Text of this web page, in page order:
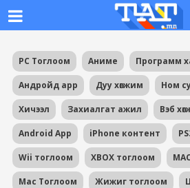
PC Тоглоом Аниме Программ
Андройд app Дуу хөгжим Ном
Хичээл Захиалгат ажил Вэб
Android App iPhone контент
Wii тоглоом XBOX тоглоом
Mac Тоглоом Жижиг тоглоом